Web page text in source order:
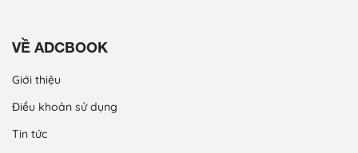
VỀ ADCBOOK
Giới thiệu
Điều khoản sử dụng
Tin tức